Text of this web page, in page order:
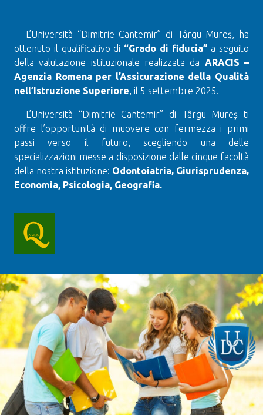
L’Università “Dimitrie Cantemir” di Târgu Mureş, ha
ottenuto il qualificativo di “Grado di fiducia” a seguito
della valutazione istituzionale realizzata da ARACIS –
Agenzia Romena per l’Assicurazione della Qualità
nell’Istruzione Superiore, il 5 settembre 2025.
L’Università “Dimitrie Cantemir” di Târgu Mureș ti
offre l’opportunità di muovere con fermezza i primi
passi verso il futuro, scegliendo una delle
specializzazioni messe a disposizione dalle cinque facoltà
della nostra istituzione: Odontoiatria, Giurisprudenza,
Economia, Psicologia, Geografia.